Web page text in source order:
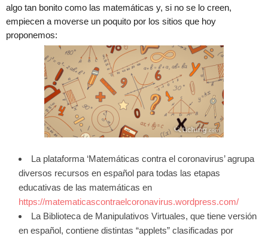
algo tan bonito como las matemáticas y, si no se lo creen,
empiecen a moverse un poquito por los sitios que hoy
proponemos:
La plataforma ‘Matemáticas contra el coronavirus’ agrupa
diversos recursos en español para todas las etapas
educativas de las matemáticas en
https://matematicascontraelcoronavirus.wordpress.com/
La Biblioteca de Manipulativos Virtuales, que tiene versión
en español, contiene distintas “applets” clasificadas por